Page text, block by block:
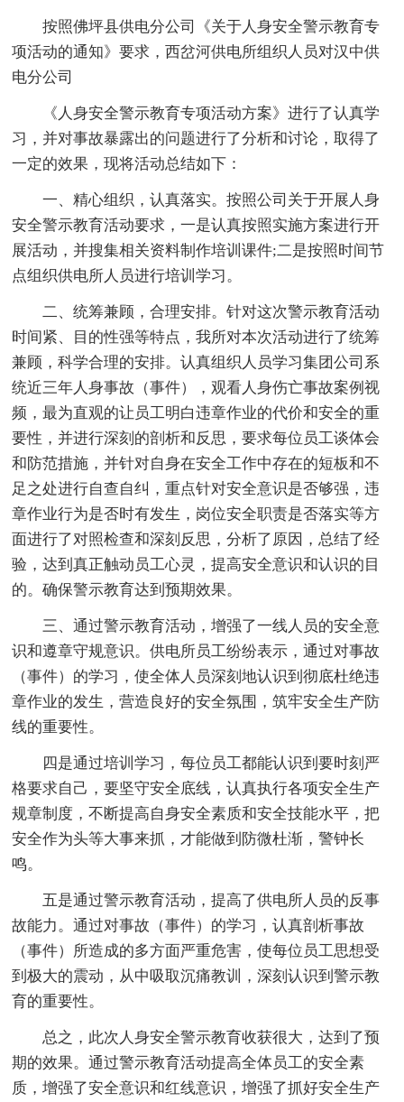
按照佛坪县供电分公司《关于人身安全警示教育专
项活动的通知》要求，西岔河供电所组织人员对汉中供
电分公司
《人身安全警示教育专项活动方案》进行了认真学
习，并对事故暴露出的问题进行了分析和讨论，取得了
一定的效果，现将活动总结如下：
一、精心组织，认真落实。按照公司关于开展人身
安全警示教育活动要求，一是认真按照实施方案进行开
展活动，并搜集相关资料制作培训课件;二是按照时间节
点组织供电所人员进行培训学习。
二、统筹兼顾，合理安排。针对这次警示教育活动
时间紧、目的性强等特点，我所对本次活动进行了统筹
兼顾，科学合理的安排。认真组织人员学习集团公司系
统近三年人身事故（事件），观看人身伤亡事故案例视
频，最为直观的让员工明白违章作业的代价和安全的重
要性，并进行深刻的剖析和反思，要求每位员工谈体会
和防范措施，并针对自身在安全工作中存在的短板和不
足之处进行自查自纠，重点针对安全意识是否够强，违
章作业行为是否时有发生，岗位安全职责是否落实等方
面进行了对照检查和深刻反思，分析了原因，总结了经
验，达到真正触动员工心灵，提高安全意识和认识的目
的。确保警示教育达到预期效果。
三、通过警示教育活动，增强了一线人员的安全意
识和遵章守规意识。供电所员工纷纷表示，通过对事故
（事件）的学习，使全体人员深刻地认识到彻底杜绝违
章作业的发生，营造良好的安全氛围，筑牢安全生产防
线的重要性。
四是通过培训学习，每位员工都能认识到要时刻严
格要求自己，要坚守安全底线，认真执行各项安全生产
规章制度，不断提高自身安全素质和安全技能水平，把
安全作为头等大事来抓，才能做到防微杜渐，警钟长
鸣。
五是通过警示教育活动，提高了供电所人员的反事
故能力。通过对事故（事件）的学习，认真剖析事故
（事件）所造成的多方面严重危害，使每位员工思想受
到极大的震动，从中吸取沉痛教训，深刻认识到警示教
育的重要性。
总之，此次人身安全警示教育收获很大，达到了预
期的效果。通过警示教育活动提高全体员工的安全素
质，增强了安全意识和红线意识，增强了抓好安全生产